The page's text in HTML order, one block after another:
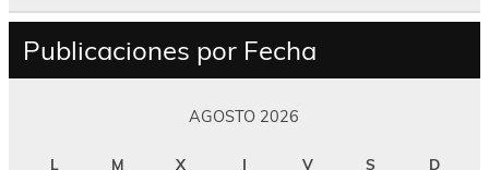
Publicaciones por Fecha
AGOSTO 2026
L M X J V S D